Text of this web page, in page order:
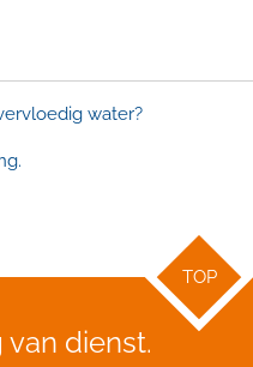
water?
TOP
van dienst.